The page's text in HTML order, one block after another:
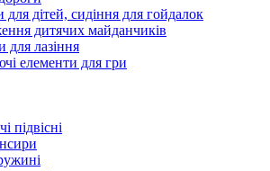
для дітей, сидіння для гойдалок
дитячих майданчиків
для лазіння
елементи для гри
підвісні